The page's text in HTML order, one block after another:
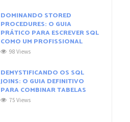
DOMINANDO STORED
PROCEDURES: O GUIA
PRÁTICO PARA ESCREVER SQL
COMO UM PROFISSIONAL
98 Views
DEMYSTIFICANDO OS SQL
JOINS: O GUIA DEFINITIVO
PARA COMBINAR TABELAS
75 Views